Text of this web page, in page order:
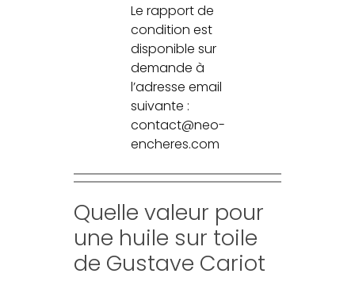
Le rapport de
condition est
disponible sur
demande à
l’adresse email
suivante :
contact@neo-
encheres.com
Quelle valeur pour
une huile sur toile
de Gustave Cariot